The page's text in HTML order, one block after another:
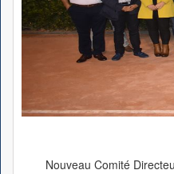
Nouveau Comité